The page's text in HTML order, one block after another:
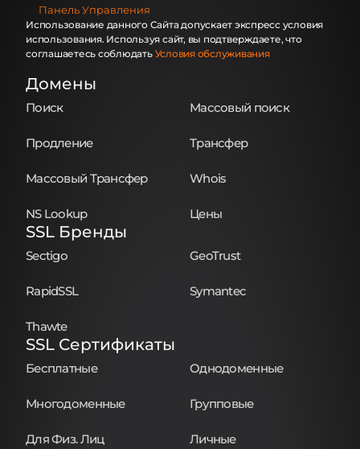
Панель Управления
Использование данного Сайта допускает экспресс условия
использования. Используя сайт, вы подтверждаете, что
соглашаетесь соблюдать Условия обслуживания
Домены
Поиск Массовый поиск
Продление Трансфер
Массовый Трансфер Whois
NS Lookup Цены
SSL Бренды
Sectigo GeoTrust
RapidSSL Symantec
Thawte
SSL Сертификаты
Бесплатные Однодоменные
Многодоменные Групповые
Для Физ. Лиц Личные